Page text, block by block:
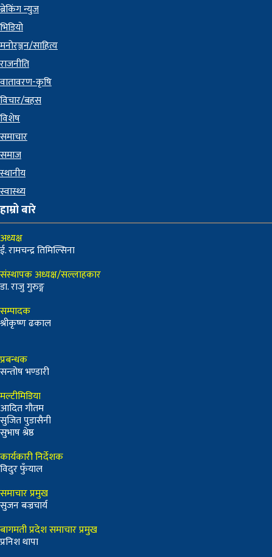
ब्रेकिंग न्युज
भिडियो
मनोरञ्जन/साहित्य
राजनीति
वातावरण-कृषि
विचार/बहस
विशेष
समाचार
समाज
स्थानीय
स्वास्थ्य
हाम्रो बारे
अध्यक्ष
ई. रामचन्द्र तिमिल्सिना
संस्थापक अध्यक्ष/सल्लाहकार
डा. राजु गुरुङ्ग
सम्पादक
श्रीकृष्ण ढकाल
प्रबन्धक
सन्तोष भण्डारी
मल्टीमिडिया
आदित गौतम
सुजित पुडासैनी
सुभाष श्रेष्ठ
कार्यकारी निर्देशक
विदुर फुँयाल
समाचार प्रमुख
सुजन बज्रचार्य
बागमती प्रदेश समाचार प्रमुख
प्रनिश थापा